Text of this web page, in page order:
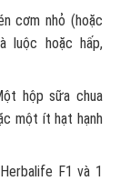
cơm nhỏ (hoặc
luộc hoặc hấp,
hộp sữa chua
một ít hạt hạnh
F1 và 1